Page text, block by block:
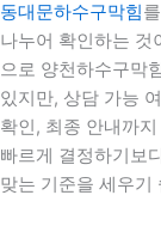
동대문하수구막힘
나누어 확인하는
으로 양천하수구막
있지만, 상담 가능
확인, 최종 안내까
빠르게 결정하기보
맞는 기준을 세우기